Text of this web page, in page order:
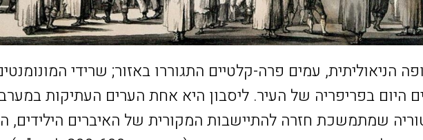
הניאוליתית, עמים פרה-קלטיים התגוררו באזור; שרידי
היום בפריפריה של העיר. ליסבון היא אחת הערים העתיקות
שמתמשכת חזרה להתיישבות המקורית של האיברים הילידים,